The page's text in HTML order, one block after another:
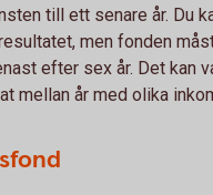
till ett senare år. Du
men fonden
efter sex år. Det kan
mellan år med olika